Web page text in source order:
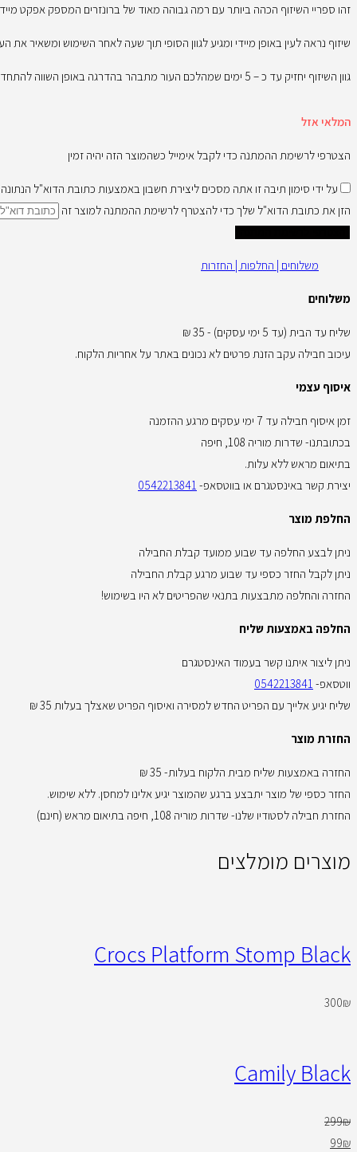
זהו ספריי השיזוף הכהה ביותר עם רמה גבוהה מאוד של ברונזרים המספק אפקט
שיזוף נראה לעין באופן מיידי ומגיע לגוון הסופי תוך שעה לאחר השימוש ומשאיר את
גוון השיזוף יחזיק עד כ – 5 ימים שמהלכם העור מתבהר בהדרגה באופן השווה להתחדשותו, בדיוק כמו שיזוף אמיתי.
המלאי אזל
הצטרפי לרשימת ההמתנה כדי לקבל אימייל כשהמוצר הזה יהיה זמין
על ידי סימון תיבה זו אתה מסכים ליצירת חשבון באמצעות כתובת הדוא"ל
הזן את כתובת הדוא"ל שלך כדי להצטרף לרשימת ההמתנה למוצר זה
משלוחים | החלפות | החזרות
משלוחים
שליח עד הבית (עד 5 ימי עסקים) - 35 ₪
עיכוב חבילה עקב הזנת פרטים לא נכונים באתר על אחריות הלקוח.
איסוף עצמי
זמן איסוף חבילה עד 7 ימי עסקים מרגע ההזמנה
בכתובתנו- שדרות מוריה 108, חיפה
בתיאום מראש ללא עלות.
יצירת קשר באינסטגרם או בווטסאפ- 0542213841
החלפת מוצר
ניתן לבצע החלפה עד שבוע ממועד קבלת החבילה
ניתן לקבל החזר כספי עד שבוע מרגע קבלת החבילה
החזרה והחלפה מתבצעות בתנאי שהפריטים לא היו בשימוש!
החלפה באמצעות שליח
ניתן ליצור איתנו קשר בעמוד האינסטגרם
ווטסאפ- 0542213841
שליח יגיע אלייך עם הפריט החדש למסירה ואיסוף הפריט שאצלך בעלות 35 ₪
החזרת מוצר
החזרה באמצעות שליח מבית הלקוח בעלות- 35 ₪
החזר כספי של מוצר יתבצע ברגע שהמוצר יגיע אלינו למחסן. ללא שימוש.
החזרת חבילה לסטודיו שלנו- שדרות מוריה 108, חיפה בתיאום מראש (חינם)
מוצרים מומלצים
Crocs Platform Stomp Black
300₪
Camily Black
299₪
99₪